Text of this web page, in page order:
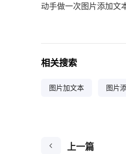
动手做一次图片添加文
相关搜索
图片加文本 图片
上一篇